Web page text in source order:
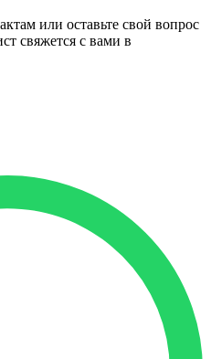
или оставьте свой вопрос
свяжется с вами в